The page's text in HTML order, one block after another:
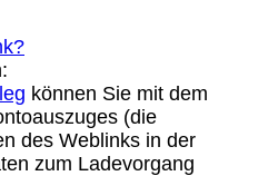
können Sie mit dem
(die
des Weblinks in der
zum Ladevorgang